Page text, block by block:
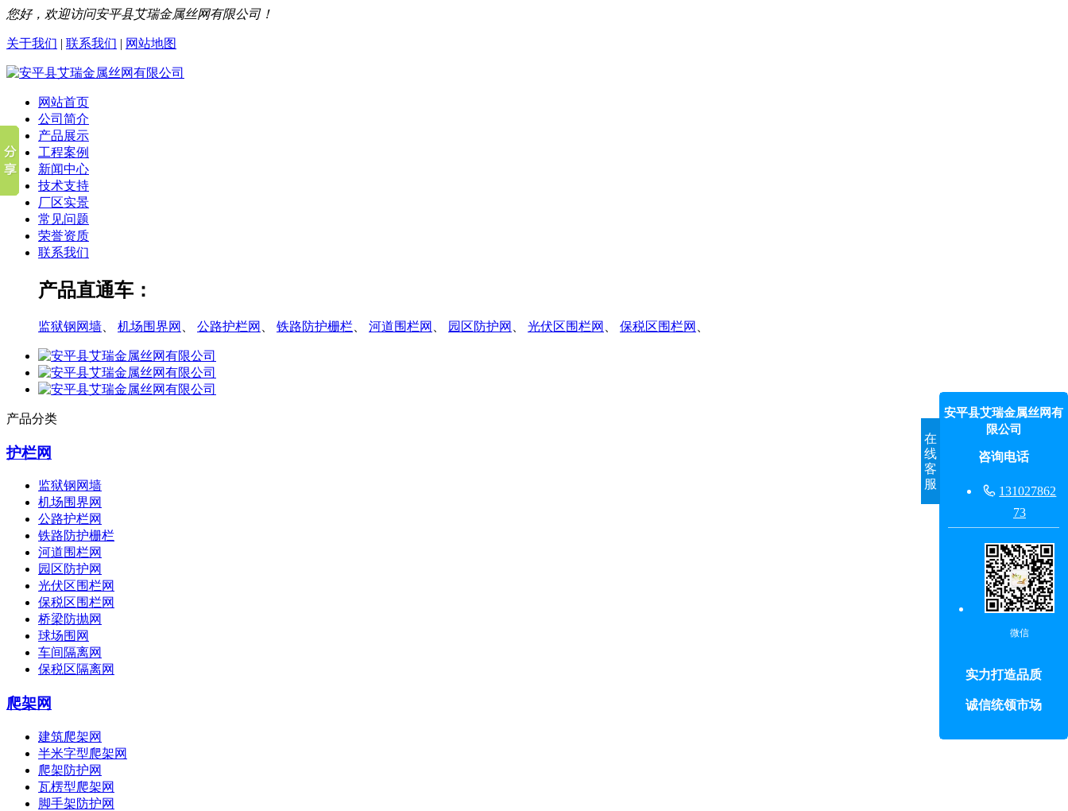
您好，欢迎访问安平县艾瑞金属丝网有限公司！
关于我们 | 联系我们 | 网站地图
网站首页
公司简介
产品展示
工程案例
新闻中心
技术支持
厂区实景
常见问题
荣誉资质
联系我们
产品直通车：
监狱钢网墙 机场围界网 公路护栏网 铁路防护栅栏 河道围栏网 园区防护网 光伏区围栏网 保税区围栏网
产品分类
护栏网
监狱钢网墙
机场围界网
公路护栏网
铁路防护栅栏
河道围栏网
园区防护网
光伏区围栏网
保税区围栏网
桥梁防抛网
球场围网
车间隔离网
保税区隔离网
爬架网
建筑爬架网
半米字型爬架网
爬架防护网
瓦楞型爬架网
脚手架防护网
在
线
客
服
安平县艾瑞金属丝网有
限公司
咨询电话
 131027862
73
微信
实力打造品质
诚信统领市场